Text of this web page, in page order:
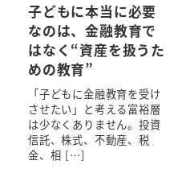
子どもに本当に必要
なのは、金融教育で
はなく“資産を扱うた
めの教育”
「子どもに金融教育を受け
させたい」と考える富裕層
は少なくありません。投資
信託、株式、不動産、税
金、相 […]